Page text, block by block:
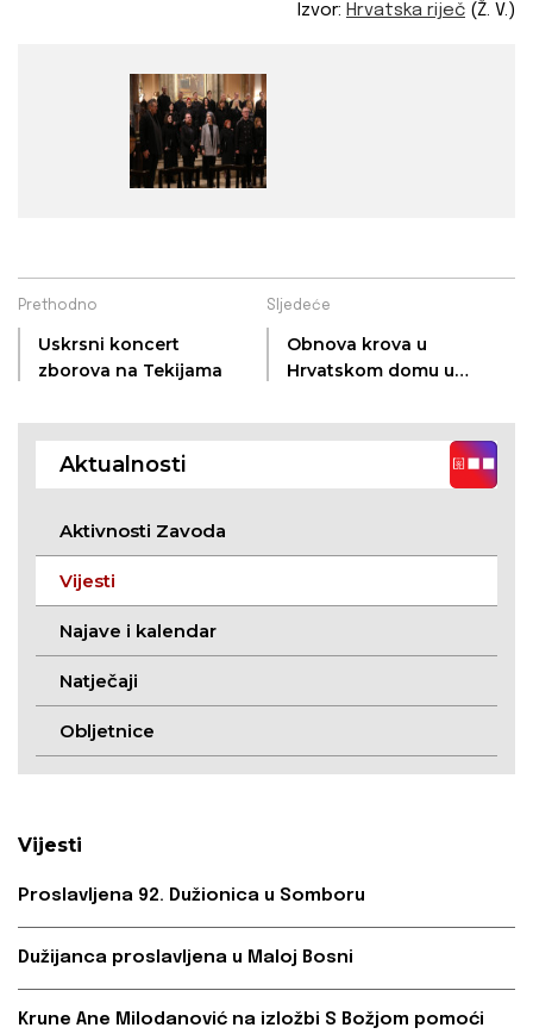
Izvor: Hrvatska riječ (Ž. V.)
Prethodno
Uskrsni koncert
zborova na Tekijama
Sljedeće
Obnova krova u
Hrvatskom domu u
Aktualnosti
Aktivnosti Zavoda
Vijesti
Najave i kalendar
Natječaji
Obljetnice
Vijesti
Proslavljena 92. Dužionica u Somboru
Dužijanca proslavljena u Maloj Bosni
Krune Ane Milodanović na izložbi S Božjom pomoći